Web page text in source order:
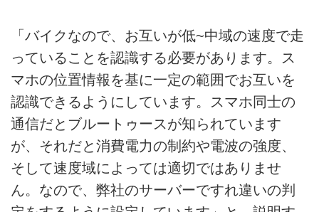
「バイクなので、お互いが低~中域の速度で走
っていることを認識する必要があります。ス
マホの位置情報を基に一定の範囲でお互いを
認識できるようにしています。スマホ同士の
通信だとブルートゥースが知られています
が、それだと消費電力の制約や電波の強度、
そして速度域によっては適切ではありませ
ん。なので、弊社のサーバーですれ違いの判